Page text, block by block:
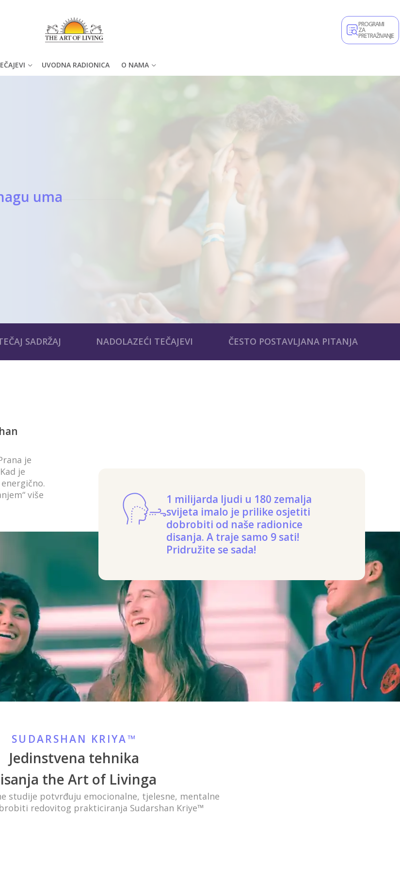
PROGRAMI
ZA
PRETRAŽIVANJE
UVODNA RADIONICA O NAMA
uma
SADRŽAJ NADOLAZEĆI TEČAJEVI ČESTO POSTAVLJANA PITANJA
je
je
više
1 milijarda ljudi u 180 zemalja
svijeta imalo je prilike osjetiti
dobrobiti od naše radionice
disanja. A traje samo 9 sati!
Pridružite se sada!
SUDARSHAN KRIYA™
Jedinstvena tehnika
the Art of Livinga
studije potvrđuju emocionalne, tjelesne, mentalne
redovitog prakticiranja Sudarshan Kriye™